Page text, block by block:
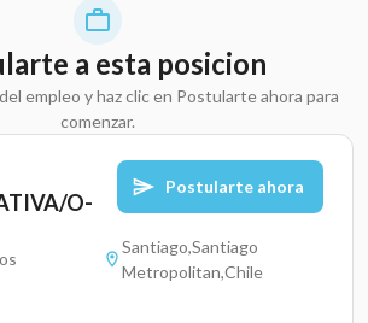
a esta posicion
empleo y haz clic en Postularte ahora para
comenzar.
O-
Postularte ahora
Santiago,Santiago
Metropolitan,Chile